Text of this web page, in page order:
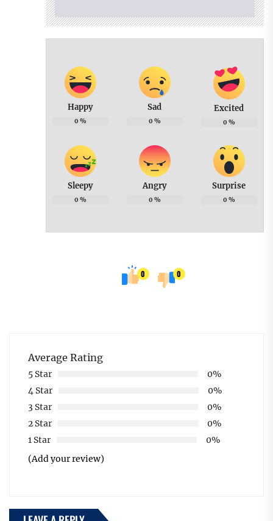
Happy
0 %
Sad
0 %
Excited
0 %
Sleepy
0 %
Angry
0 %
Surprise
0 %
0 0
Average Rating
5 Star
0%
4 Star
0%
3 Star
0%
2 Star
0%
1 Star
0%
(Add your review)